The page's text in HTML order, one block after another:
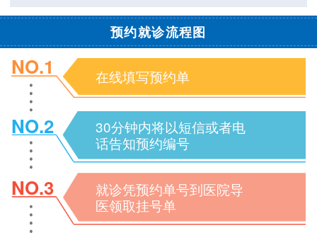
预约就诊流程图
NO.1 在线填写预约单
NO.2
30分钟内将以短信或者电
话告知预约编号
NO.3
就诊凭预约单号到医院导
医领取挂号单